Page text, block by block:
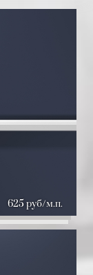
625 руб/м.п.